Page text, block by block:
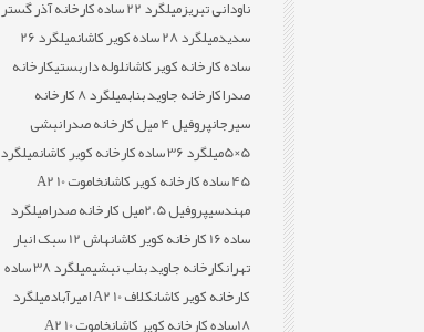
ناودانی تبریز
میلگرد 22 ساده کارخانه آذر گستر
سدیدمیلگرد 28 ساده کویر کاشان
میلگرد 26
ساده کارخانه کویر کاشانلوله داربستیکارخانه
صدراکارخانه جاوید بناب
میلگرد 8 کارخانه
سیرجانپروفیل 4 میل کارخانه صدرا
نبشی
5×5
میلگرد 36 ساده کارخانه کویر کاشان
میلگرد
45 ساده کارخانه کویر کاشان
خاموت 10 A2
مهندسیپروفیل 2.5میل کارخانه صدرا
میلگرد
ساده 16 کارخانه کویر کاشان
هاش 12 سبک انبار
تهرانکارخانه جاوید بناب نبشی
میلگرد 38 ساده
کارخانه کویر کاشانکلاف 10 A2 امیرآباد
میلگرد
18ساده کارخانه کویر کاشان
خاموت 10 A2